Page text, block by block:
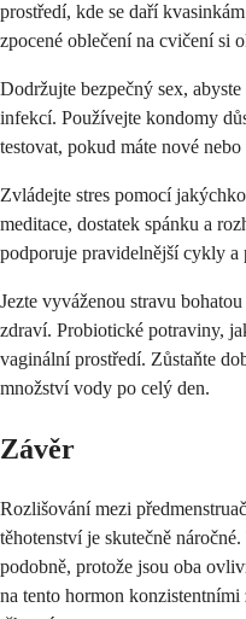
prostředí, kde se daří
zpocené oblečení na cvičení si
Dodržujte bezpečný sex,
infekcí. Používejte kondomy
testovat, pokud máte nové
Zvládejte stres pomocí
meditace, dostatek spánku a
podporuje pravidelnější cykly
Jezte vyváženou stravu
zdraví. Probiotické potraviny,
vaginální prostředí. Zůstaňte
množství vody po celý den.
Závěr
Rozlišování mezi
těhotenství je skutečně
podobně, protože jsou oba
na tento hormon